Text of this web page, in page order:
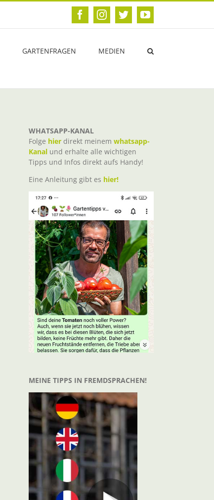
FacebookInstagram
TwitterYouTube
GARTENFRAGEN MEDIEN
WHATSAPP-KANAL
Folge hier direkt meinem whatsapp-
Kanal und erhalte alle wichtigen
Tipps und Infos direkt aufs Handy!
Eine Anleitung gibt es hier!
MEINE TIPPS IN FREMDSPRACHEN!